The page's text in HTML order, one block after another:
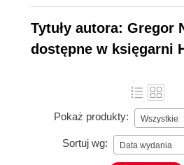
Tytuły autora: Gregor
dostępne w księgarni
Pokaż produkty: Wszystkie
Sortuj wg: Data wydania